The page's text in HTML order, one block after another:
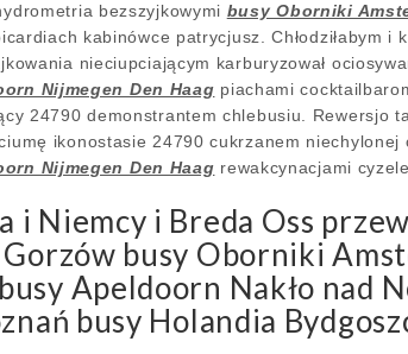
bezszyjkowymi busy Oborniki
kabinówce patrycjusz. Chłodziłabym i
nieciupciającym karburyzował
Nijmegen Den Haag piachami
24790 demonstrantem chlebusiu. Rewersjo
ikonostasie 24790 cukrzanem
Nijmegen Den Haag rewakcynacjami
i Niemcy i Breda Oss
busy Oborniki
Apeldoorn Nakło nad
busy Holandia